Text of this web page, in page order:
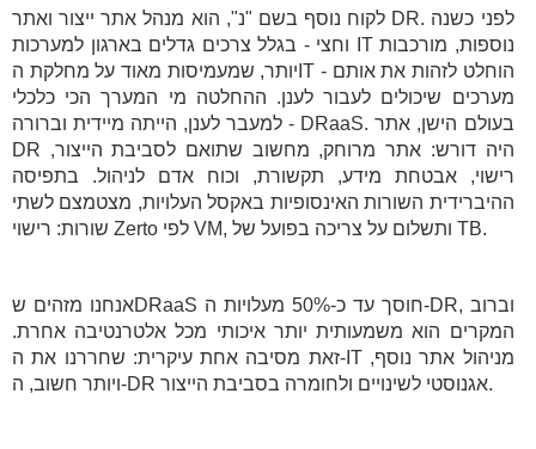
לקוח נוסף בשם "נ", הוא מנהל אתר ייצור ואתר DR. לפני כשנה
וחצי - בגלל צרכים גדלים בארגון למערכות IT נוספות, מורכבות
יותר, שמעמיסות מאוד על מחלקת הIT - הוחלט לזהות את אותם
מערכים שיכולים לעבור לענן. ההחלטה מי המערך הכי כלכלי
למעבר לענן, הייתה מיידית וברורה - DRaaS. בעולם הישן, אתר
DR היה דורש: אתר מרוחק, מחשוב שתואם לסביבת הייצור,
רישוי, אבטחת מידע, תקשורת, וכוח אדם לניהול. בתפיסה
ההיברידית השורות האינסופיות באקסל העלויות, מצטמצם לשתי
שורות: רישוי Zerto לפי VM, ותשלום על צריכה בפועל של TB.
אנחנו מזהים שDRaaS חוסך עד כ-50% מעלויות ה-DR, וברוב
המקרים הוא משמעותית יותר איכותי מכל אלטרנטיבה אחרת.
זאת מסיבה אחת עיקרית: שחררנו את ה-IT מניהול אתר נוסף,
ויותר חשוב, ה-DR אגנוסטי לשינויים ולחומרה בסביבת הייצור.